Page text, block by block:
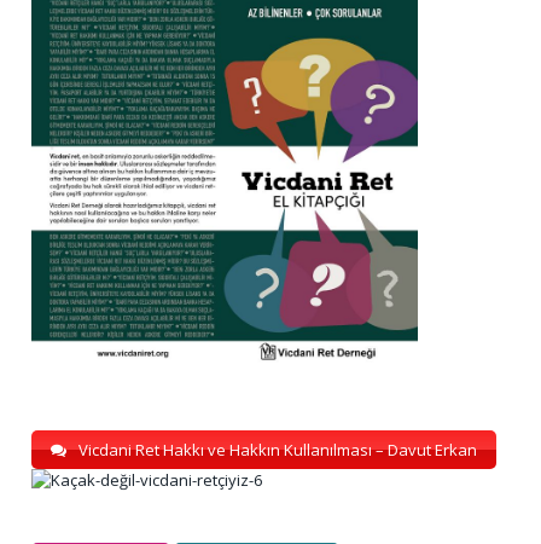
Vicdani Ret Hakkı ve Hakkın Kullanılması – Davut Erkan